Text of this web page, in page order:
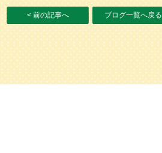
< 前の記事へ ブログ一覧へ戻る